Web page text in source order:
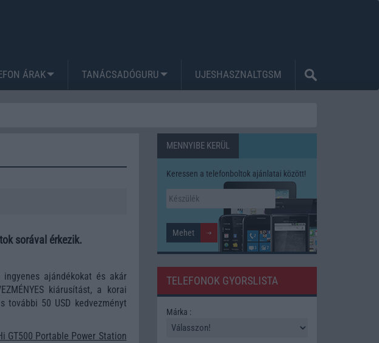
ÁRAK TANÁCSADÓGURU UJESHASZNALTGSM
sorával érkezik.
ajándékokat és akár
kiárusítást, a korai
további 50 USD kedvezményt
GT500 Portable Power Station
MENNYIBE KERÜL
Keressen a telefonboltok ajánlatai között!
TELEFONOK GYORSLISTA
Márka :